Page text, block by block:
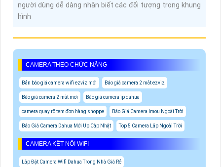
người dùng dễ dàng nhận biết các đối tượng trong khung
hình
CAMERA THEO CHỨC NĂNG
Bản báo giá camera wifi ezviz mới Báo giá camera 2 mắt ezviz
Báo giá camera 2 mắt mơi Báo giá camera ip dahua
camera quay rõ tem đơn hàng shoppe Báo Giá Camera Imou Ngoài Trời
Báo Giá Camera Dahua Mới Up Cập Nhật Top 5 Camera Lắp Ngoài Trời
CAMERA KẾT NỐI WIFI
Lắp Đặt Camera Wifi Dahua Trong Nhà Giá Rẻ